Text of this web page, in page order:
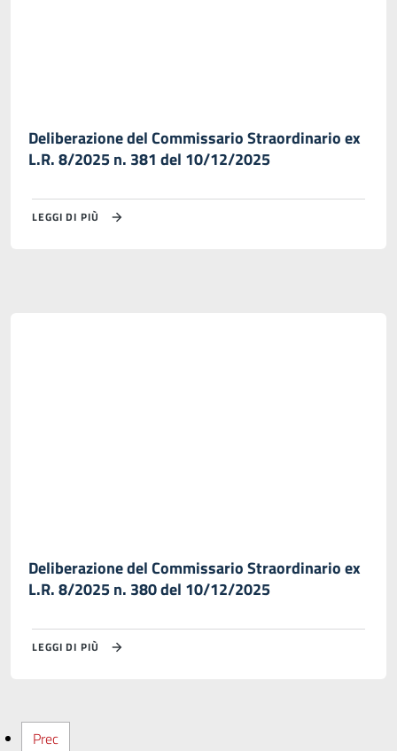
Deliberazione del Commissario Straordinario ex
L.R. 8/2025 n. 381 del 10/12/2025
LEGGI DI PIÙ
Deliberazione del Commissario Straordinario ex
L.R. 8/2025 n. 380 del 10/12/2025
LEGGI DI PIÙ
Prec